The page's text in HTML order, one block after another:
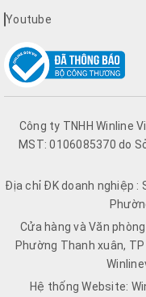
Youtube
Công ty TNHH Winline
MST: 0106085370 do
Địa chỉ ĐK doanh nghiệp :
Cửa hàng và Văn
Phường Thanh xuân, TP
Hệ thống Website: